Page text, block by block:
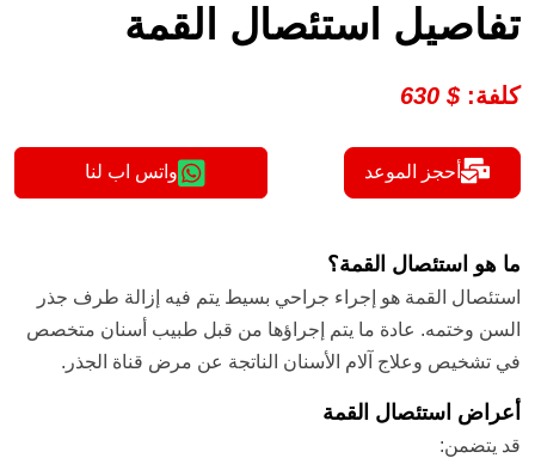
تفاصيل استئصال القمة
ما هو استئصال القمة؟
استئصال القمة هو إجراء جراحي بسيط يتم فيه إزالة طرف جذر
السن وختمه. عادة ما يتم إجراؤها من قبل طبيب أسنان متخصص
في تشخيص وعلاج آلام الأسنان الناتجة عن مرض قناة الجذر.
أعراض استئصال القمة
قد يتضمن:
كلفة:
$
630
أحجز الموعد واتس اب لنا